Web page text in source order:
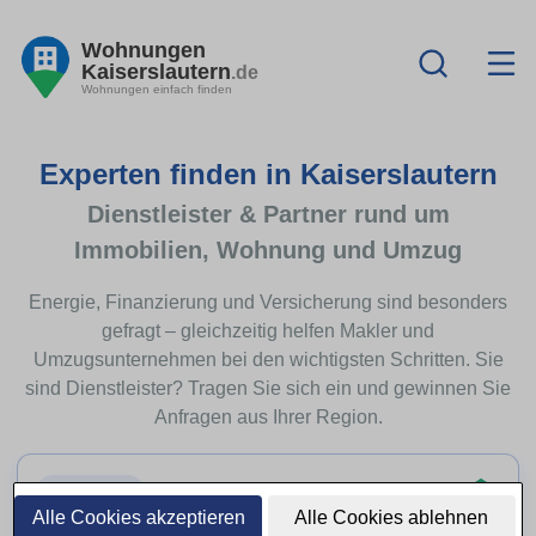
Alle Cookies akzeptieren Alle Cookies ablehnen
Wohnungen
Kaiserslautern.de
Wohnungen einfach finden
Experten finden in Kaiserslautern
Dienstleister & Partner rund um
Immobilien, Wohnung und Umzug
Energie, Finanzierung und Versicherung sind besonders
gefragt – gleichzeitig helfen Makler und
Umzugsunternehmen bei den wichtigsten Schritten. Sie
sind Dienstleister? Tragen Sie sich ein und gewinnen Sie
Anfragen aus Ihrer Region.
Top-Thema